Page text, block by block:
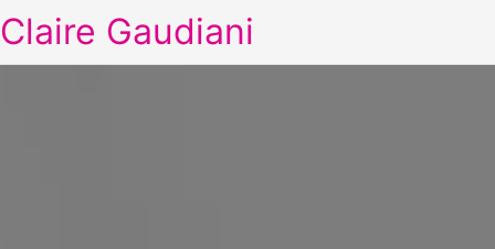
Claire Gaudiani